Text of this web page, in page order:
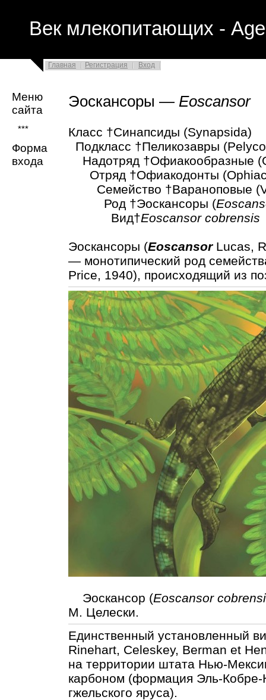
Век млекопитающих -
Главная Регистрация Вход
Меню
сайта
***
Форма
входа
Эоскансоры — Eoscansor
Класс †Синапсиды (Synapsida)
Подкласс †Пеликозавры
Надотряд †Офиакообразные
Отряд †Офиакодонты
Семейство †Вараноповые
Род †Эоскансоры (
Вид†Eoscansor cobrensis
Эоскансоры (EoscansorLucas,
— монотипический род
Price, 1940), происходящий из
Эоскансор (Eoscansor
М. Целески.
Единственный установленный
Rinehart, Celeskey, Berman et
на территории штата Нью-
карбоном (формация Эль-Кобре-
гжельского яруса).